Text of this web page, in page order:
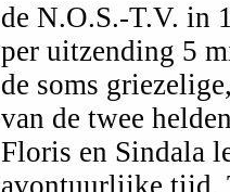
de N.O.S.-T.V. in
per uitzending 5
de soms
van de twee
Floris en Sindala
avontuurlijke tijd.